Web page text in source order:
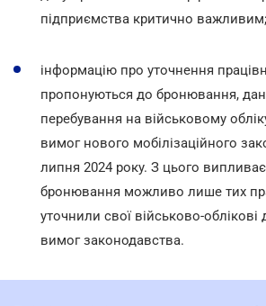
підприємства критично важливим;
інформацію про уточнення
пропонуються до бронювання,
перебування на військовому
вимог нового мобілізаційного
липня 2024 року. З цього
бронювання можливо лише тих
уточнили свої військово-
вимог законодавства.